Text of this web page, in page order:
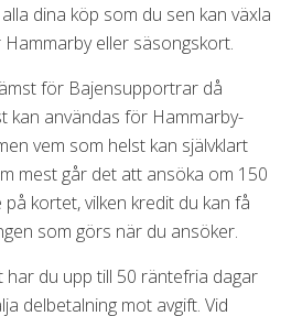
dina köp som du sen kan växla
eller säsongskort.
för Bajensupportrar då
kan användas för Hammarby-
vem som helst kan självklart
mest går det att ansöka om 150
kortet, vilken kredit du kan få
som görs när du ansöker.
du upp till 50 räntefria dagar
delbetalning mot avgift. Vid